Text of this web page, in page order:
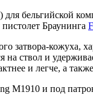
) для бельгийской
Браунинга
затвора-
ствол и
и легче, а
M1910 и под